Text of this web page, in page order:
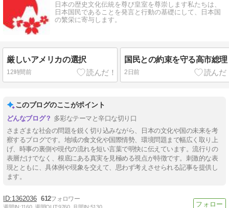
日本の歴史文化伝統を尊び皇室を尊崇します私たちは、
日本国民であることを発言と行動の基礎にして、日本国
の繁栄に寄与します。
厳しいアメリカの選択
12時間前
国民との約束を守る高市総理
2日前
このブログのここがポイント
多彩なテーマと辛口な切り口
さまざまな社会の問題を鋭く切り込みながら、日本の文化や国の未来を考
察するブログです。地域の食文化や国際情勢、環境問題まで幅広く取り上
げ、時事の裏側や現代の流れを短い言葉で明快に伝えています。流行りの
表層だけでなく、根底にある真実を見極める視点が特徴です。刺激的な表
現とともに、具体例や現象を交えて、思わず考えさせられる記事を提供し
ます。
1362036 612